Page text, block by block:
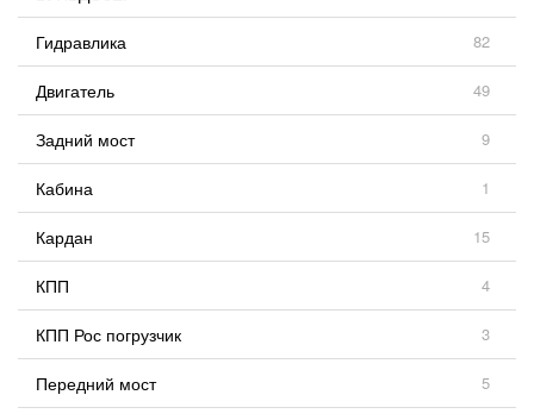
Гидравлика 82
Двигатель 49
Задний мост 9
Кабина 1
Кардан 15
КПП 4
КПП Рос погрузчик 3
Передний мост 5